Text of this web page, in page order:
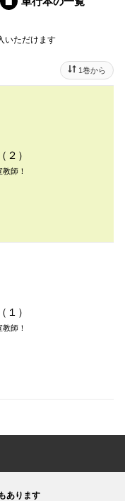
いただけます
1巻から
２）
師！
１）
師！
あります